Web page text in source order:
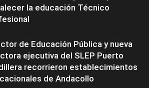
la educación Técnico
de Educación Pública y nueva
ejecutiva del SLEP Puerto
recorrieron establecimientos
de Andacollo